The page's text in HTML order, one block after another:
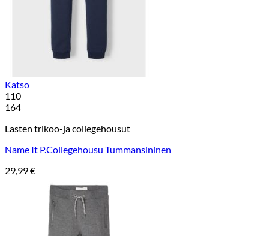
Katso
110
164
Lasten trikoo-ja collegehousut
Name It P.Collegehousu Tummansininen
29,99€